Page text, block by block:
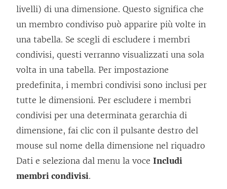
livelli) di una dimensione. Questo significa che
un membro condiviso può apparire più volte in
una tabella. Se scegli di escludere i membri
condivisi, questi verranno visualizzati una sola
volta in una tabella. Per impostazione
predefinita, i membri condivisi sono inclusi per
tutte le dimensioni. Per escludere i membri
condivisi per una determinata gerarchia di
dimensione, fai clic con il pulsante destro del
mouse sul nome della dimensione nel riquadro
Dati e seleziona dal menu la voce Includi
membri condivisi.